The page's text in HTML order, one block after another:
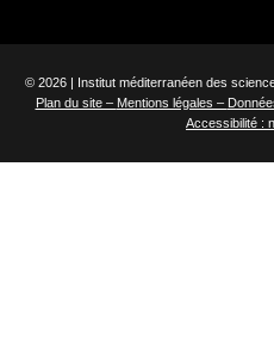
© 2026 | Institut méditerranéen des
Plan du site – Mentions légales –
Accessibilité :